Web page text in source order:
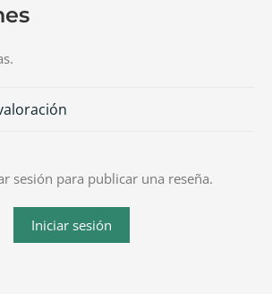
sesión para publicar una reseña.
Iniciar sesión